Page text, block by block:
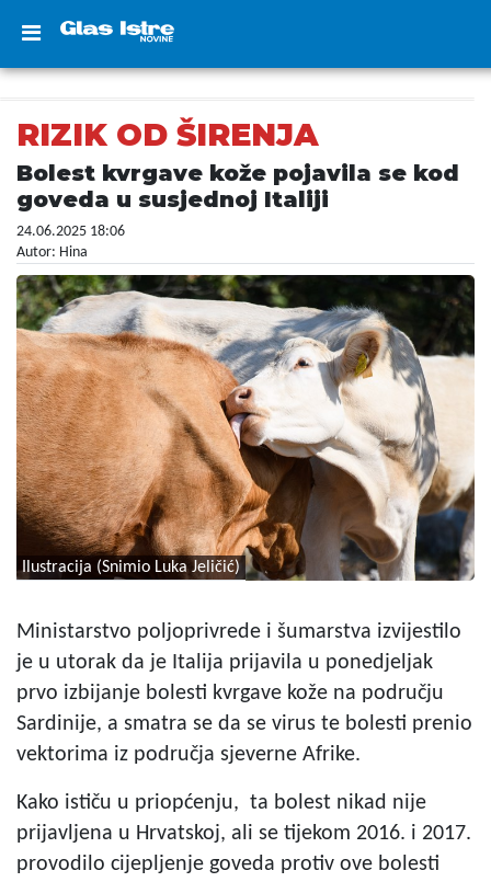
RIZIK OD ŠIRENJA
Bolest kvrgave kože pojavila se kod
goveda u susjednoj Italiji
24.06.2025 18:06
Autor: Hina
Ilustracija (Snimio Luka Jeličić)
Ministarstvo poljoprivrede i šumarstva izvijestilo
je u utorak da je Italija prijavila u ponedjeljak
prvo izbijanje bolesti kvrgave kože na području
Sardinije, a smatra se da se virus te bolesti prenio
vektorima iz područja sjeverne Afrike.
Kako ističu u priopćenju, ta bolest nikad nije
prijavljena u Hrvatskoj, ali se tijekom 2016. i 2017.
provodilo cijepljenje goveda protiv ove bolesti